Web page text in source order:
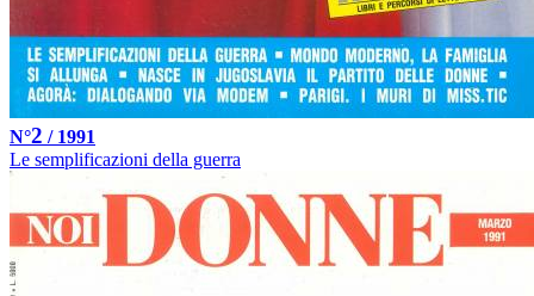
N°2 / 1991
Le semplificazioni della guerra